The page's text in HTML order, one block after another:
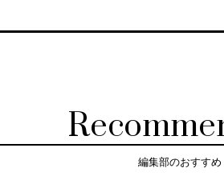
編集部のおすすめ